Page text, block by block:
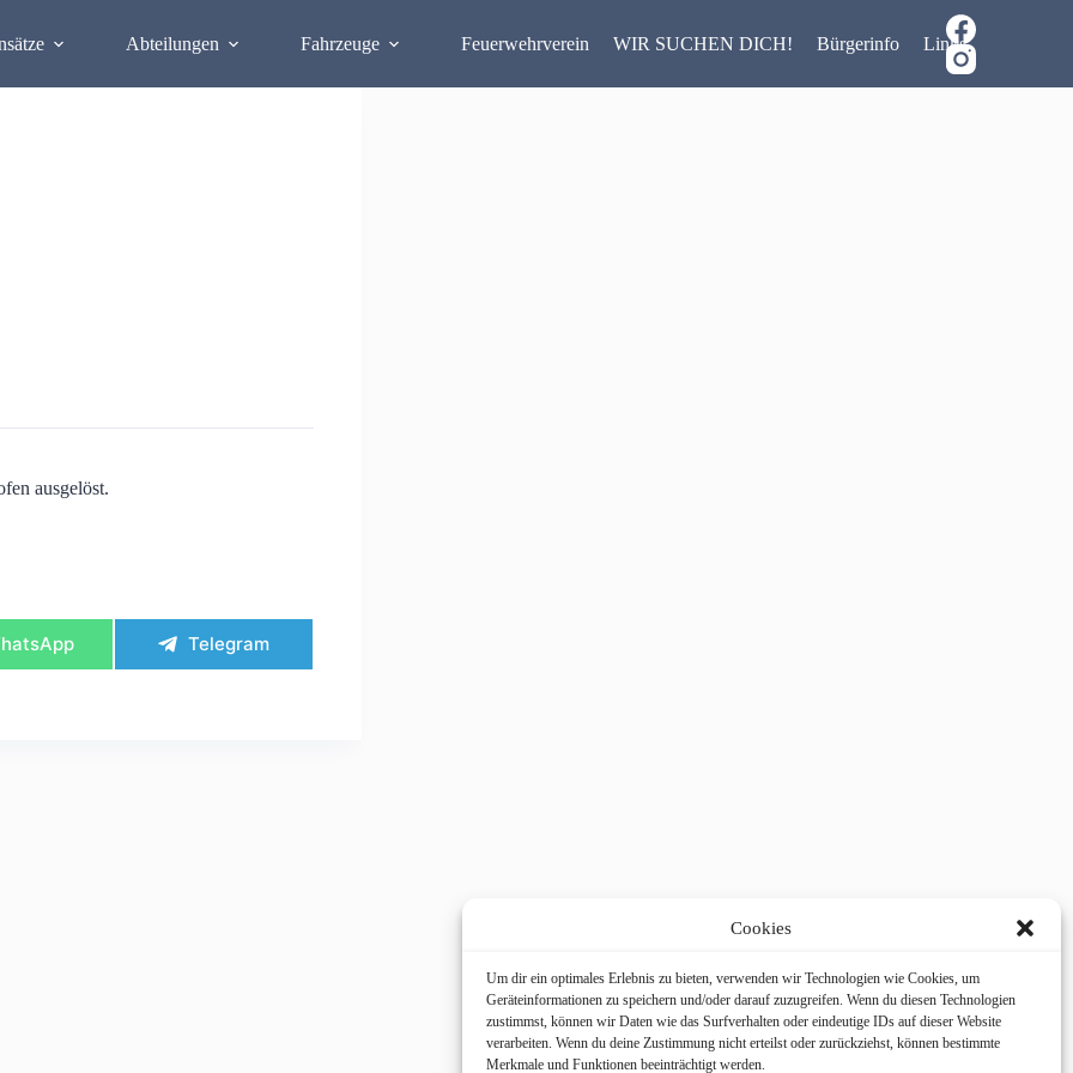
Cookies
Um dir ein optimales Erlebnis zu bieten, verwenden wir Technologien wie Cookies, um
Geräteinformationen zu speichern und/oder darauf zuzugreifen. Wenn du diesen Technologien
zustimmst, können wir Daten wie das Surfverhalten oder eindeutige IDs auf dieser Website
verarbeiten. Wenn du deine Zustimmung nicht erteilst oder zurückziehst, können bestimmte
Merkmale und Funktionen beeinträchtigt werden.
Abteilungen Fahrzeuge Feuerwehrverein WIR SUCHEN DICH! Bürgerinfo Links
ausgelöst.
Share
Telegram